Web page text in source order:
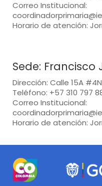
Correo Institucional:
Horario de atención:
Sede:
Dirección: Calle 15A
Teléfono: +57 310 797
Correo Institucional:
Horario de atención: